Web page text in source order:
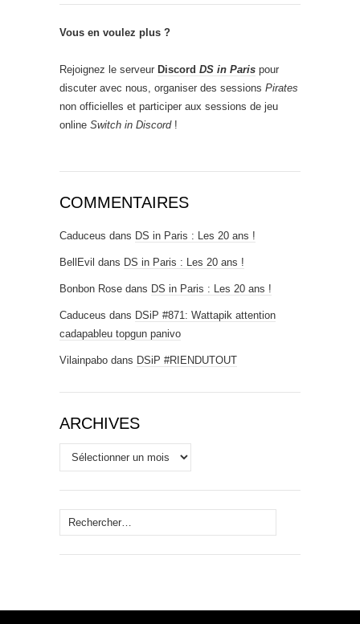
Vous en voulez plus ?
Rejoignez le serveur Discord DS in Paris pour
discuter avec nous, organiser des sessions Pirates
non officielles et participer aux sessions de jeu
online Switch in Discord!
COMMENTAIRES
Caduceus dans DS in Paris : Les 20 ans !
BellEvil dans DS in Paris : Les 20 ans !
Bonbon Rose dans DS in Paris : Les 20 ans !
Caduceus dans DSiP #871: Wattapik attention
cadapableu topgun panivo
Vilainpabo dans DSiP #RIENDUTOUT
ARCHIVES
Archives
Rechercher :